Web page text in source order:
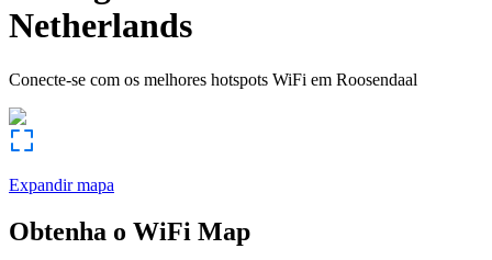
Netherlands
Conecte-se com os melhores hotspots WiFi em Roosendaal
Expandir mapa
Obtenha o WiFi Map